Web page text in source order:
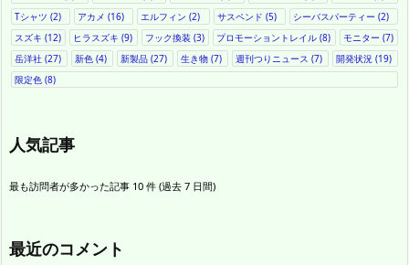
Tシャツ (2) アカメ (16) エルフィン (2) サスペンド (5) シーバスパーティー (2)
スズキ (12) ヒラスズキ (9) フック換装(3) プロモーショントレイル (8) モニター (7)
岳洋社 (27) 新色 (4) 新製品 (27) 生き物 (7) 週刊つりニュース (7) 開発状況 (19)
限定色 (8)
人気記事
最も訪問者が多かった記事 10 件 (過去 7 日間)
最近のコメント